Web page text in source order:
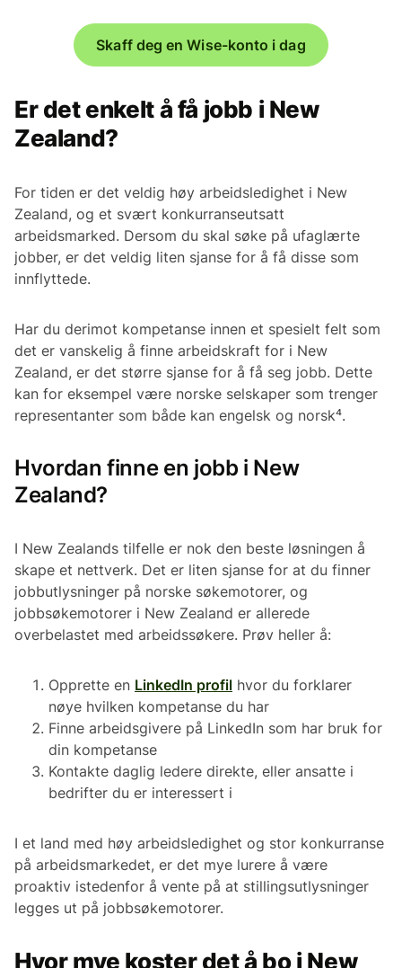
Skaff deg en Wise-konto i dag
Er det enkelt å få jobb i New
Zealand?
For tiden er det veldig høy arbeidsledighet i New
Zealand, og et svært konkurranseutsatt
arbeidsmarked. Dersom du skal søke på ufaglærte
jobber, er det veldig liten sjanse for å få disse som
innflyttede.
Har du derimot kompetanse innen et spesielt felt som
det er vanskelig å finne arbeidskraft for i New
Zealand, er det større sjanse for å få seg jobb. Dette
kan for eksempel være norske selskaper som trenger
representanter som både kan engelsk og norsk⁴.
Hvordan finne en jobb i New
Zealand?
I New Zealands tilfelle er nok den beste løsningen å
skape et nettverk. Det er liten sjanse for at du finner
jobbutlysninger på norske søkemotorer, og
jobbsøkemotorer i New Zealand er allerede
overbelastet med arbeidssøkere. Prøv heller å:
Opprette en LinkedIn profil hvor du forklarer
nøye hvilken kompetanse du har
Finne arbeidsgivere på LinkedIn som har bruk for
din kompetanse
Kontakte daglig ledere direkte, eller ansatte i
bedrifter du er interessert i
I et land med høy arbeidsledighet og stor konkurranse
på arbeidsmarkedet, er det mye lurere å være
proaktiv istedenfor å vente på at stillingsutlysninger
legges ut på jobbsøkemotorer.
Hvor mye koster det å bo i New